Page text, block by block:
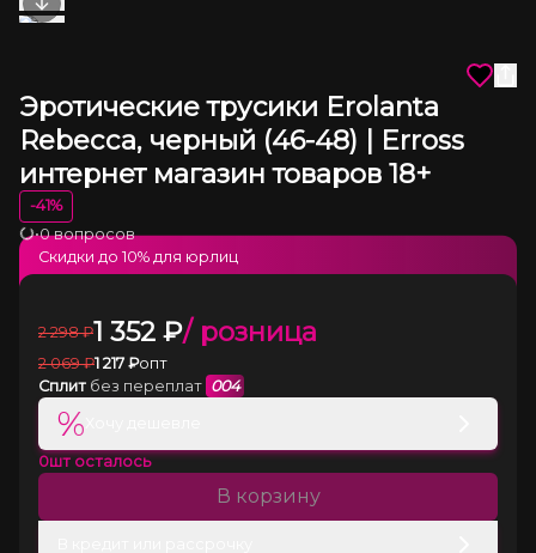
Next slide
Эротические трусики Erolanta
Rebecca, черный (46-48) | Erross
интернет магазин товаров 18+
-41%
Загрузка
•0 вопросов
2 298 ₽1 352 ₽/ розница
2 069 ₽1 217 ₽опт
Сплит без переплат 004
%
0шт осталось
В корзину
Скидки до 10% для юрлиц